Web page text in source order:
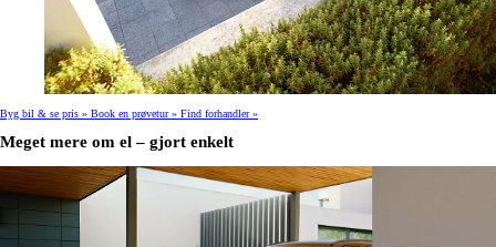
Byg bil & se pris » Book en prøvetur » Find forhandler »
Meget mere om el – gjort enkelt